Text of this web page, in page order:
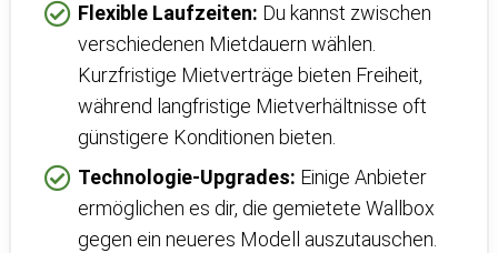
Flexible Laufzeiten: Du kannst zwischen
verschiedenen Mietdauern wählen.
Kurzfristige Mietverträge bieten Freiheit,
während langfristige Mietverhältnisse oft
günstigere Konditionen bieten.
Technologie-Upgrades: Einige Anbieter
ermöglichen es dir, die gemietete Wallbox
gegen ein neueres Modell auszutauschen.